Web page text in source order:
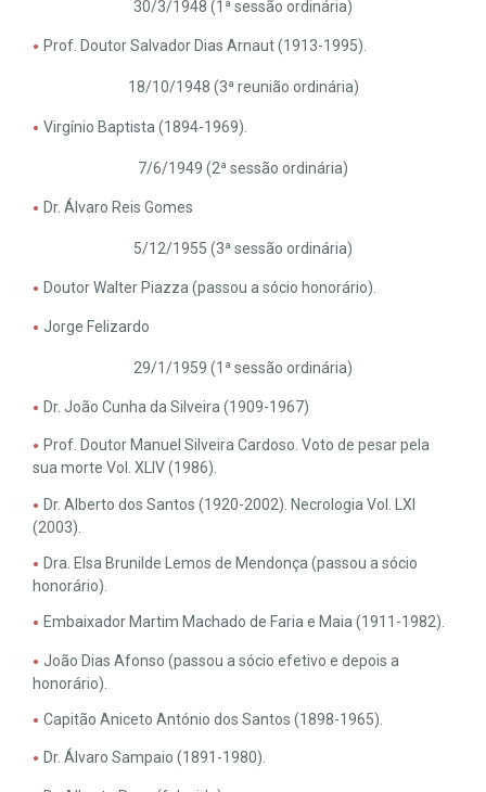
30/3/1948 (1ª sessão ordinária)
Prof. Doutor Salvador Dias Arnaut (1913-1995).
18/10/1948 (3ª reunião ordinária)
Virgínio Baptista (1894-1969).
7/6/1949 (2ª sessão ordinária)
Dr. Álvaro Reis Gomes
5/12/1955 (3ª sessão ordinária)
Doutor Walter Piazza (passou a sócio honorário).
Jorge Felizardo
29/1/1959 (1ª sessão ordinária)
Dr. João Cunha da Silveira (1909-1967)
Prof. Doutor Manuel Silveira Cardoso. Voto de pesar pela
sua morte Vol. XLIV (1986).
Dr. Alberto dos Santos (1920-2002). Necrologia Vol. LXI
(2003).
Dra. Elsa Brunilde Lemos de Mendonça (passou a sócio
honorário).
Embaixador Martim Machado de Faria e Maia (1911-1982).
João Dias Afonso (passou a sócio efetivo e depois a
honorário).
Capitão Aniceto António dos Santos (1898-1965).
Dr. Álvaro Sampaio (1891-1980).